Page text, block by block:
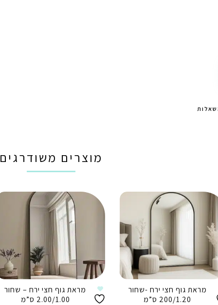
מוצרים משודרגים
מראת גוף חצי ירח -שחור
200/1.20 ס”מ
מראת גוף חצי ירח – שחור
2.00/1.00 ס”מ